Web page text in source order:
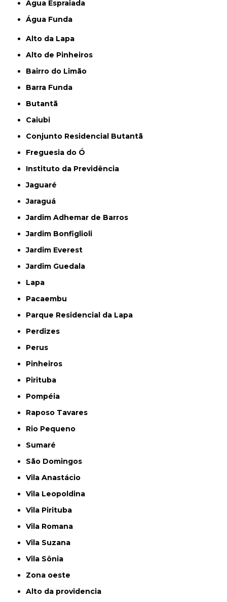
Água Espraiada
Água Funda
Alto da Lapa
Alto de Pinheiros
Bairro do Limão
Barra Funda
Butantã
Caiubi
Conjunto Residencial Butantã
Freguesia do Ó
Instituto da Previdência
Jaguaré
Jaraguá
Jardim Adhemar de Barros
Jardim Bonfiglioli
Jardim Everest
Jardim Guedala
Lapa
Pacaembu
Parque Residencial da Lapa
Perdizes
Perus
Pinheiros
Pirituba
Pompéia
Raposo Tavares
Rio Pequeno
Sumaré
São Domingos
Vila Anastácio
Vila Leopoldina
Vila Pirituba
Vila Romana
Vila Suzana
Vila Sônia
Zona oeste
alto da providencia